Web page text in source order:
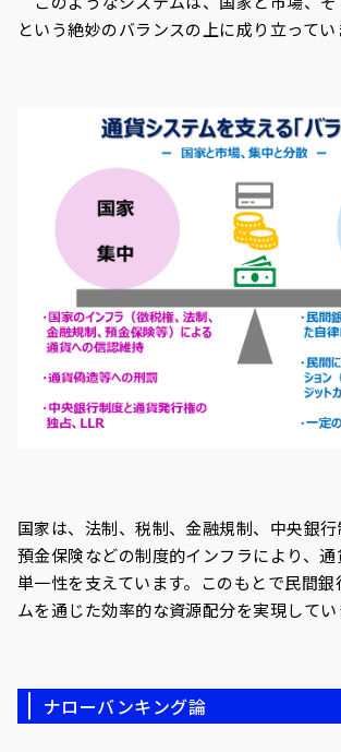
という絶妙のバランスの上に成り立ってい
国家は、法制、税制、金融規制、中央銀
預金保険などの制度的インフラにより、通
単一性を支えています。このもとで民間
ムを通じた効率的な資源配分を実現してい
ナローバンキング論